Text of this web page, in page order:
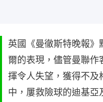
英國《曼徹斯特晚報》
爾的表現，儘管曼聯
揮令人失望，獲得不及
中，屢救險球的迪基